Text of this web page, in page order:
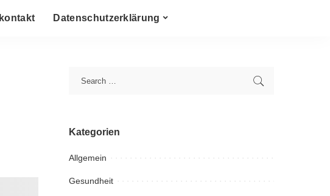
kontakt Datenschutzerklärung
Kategorien
Allgemein
Gesundheit